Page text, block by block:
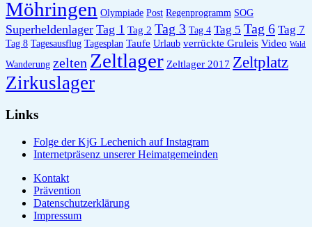
Möhringen Olympiade Post Regenprogramm SOG
Superheldenlager Tag 1 Tag 2 Tag 3 Tag 4 Tag 5 Tag 6 Tag 7
Tag 8 Tagesausflug Tagesplan Taufe Urlaub verrückte Gruleis Video Wald
Wanderung zelten Zeltlager Zeltlager 2017 Zeltplatz
Zirkuslager
Links
Folge der KjG Lechenich auf Instagram
Internetpräsenz unserer Heimatgemeinden
Kontakt
Prävention
Datenschutzerklärung
Impressum